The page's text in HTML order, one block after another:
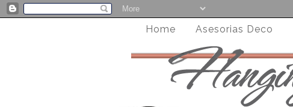
Home Asesorias Deco